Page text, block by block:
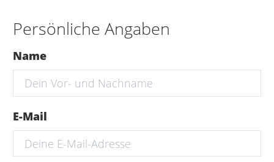
Persönliche Angaben
Name
E-Mail